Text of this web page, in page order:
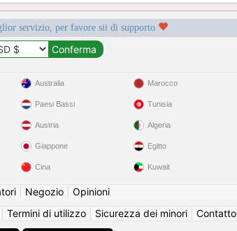
servizio, per favore sii di supporto
Australia
Paesi Bassi
Austria
Giappone
Cina
Marocco
Tunisia
Algeria
Egitto
Kuwait
| Negozio| Opinioni
Termini di utilizzo Sicurezza dei minori Contatto